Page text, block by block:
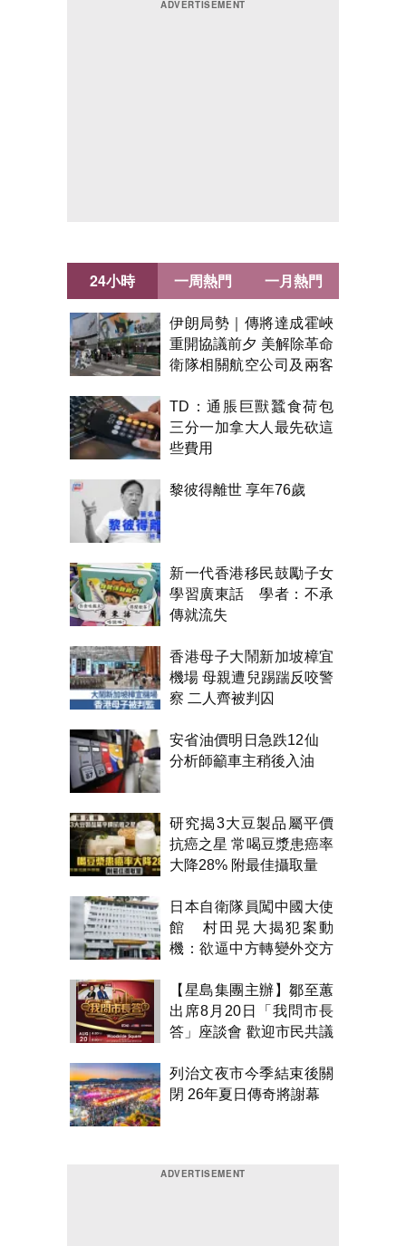
24小時
伊朗局勢｜傳將達成霍峽
重開協議前夕 美解除革命
衛隊相關航空公司及兩客
TD：通脹巨獸蠶食荷包
三分一加拿大人最先砍這
些費用
黎彼得離世 享年76歲
新一代香港移民鼓勵子女
學習廣東話 學者：不承
傳就流失
香港母子大鬧新加坡樟宜
機場 母親遭兒踢踹反咬警
察 二人齊被判囚
安省油價明日急跌12仙
分析師籲車主稍後入油
研究揭3大豆製品屬平價
抗癌之星 常喝豆漿患癌率
大降28% 附最佳攝取量
日本自衛隊員闖中國大使
館 村田晃大揭犯案動
機：欲逼中方轉變外交方
【星島集團主辦】鄒至蕙
出席8月20日「我問市長
答」座談會 歡迎市民共議
列治文夜市今季結束後關
閉 26年夏日傳奇將謝幕
一周熱門 一月熱門